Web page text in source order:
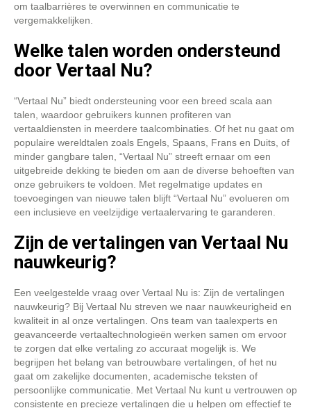
om taalbarrières te overwinnen en communicatie te
vergemakkelijken.
Welke talen worden ondersteund
door Vertaal Nu?
“Vertaal Nu” biedt ondersteuning voor een breed scala aan
talen, waardoor gebruikers kunnen profiteren van
vertaaldiensten in meerdere taalcombinaties. Of het nu gaat om
populaire wereldtalen zoals Engels, Spaans, Frans en Duits, of
minder gangbare talen, “Vertaal Nu” streeft ernaar om een
uitgebreide dekking te bieden om aan de diverse behoeften van
onze gebruikers te voldoen. Met regelmatige updates en
toevoegingen van nieuwe talen blijft “Vertaal Nu” evolueren om
een inclusieve en veelzijdige vertaalervaring te garanderen.
Zijn de vertalingen van Vertaal Nu
nauwkeurig?
Een veelgestelde vraag over Vertaal Nu is: Zijn de vertalingen
nauwkeurig? Bij Vertaal Nu streven we naar nauwkeurigheid en
kwaliteit in al onze vertalingen. Ons team van taalexperts en
geavanceerde vertaaltechnologieën werken samen om ervoor
te zorgen dat elke vertaling zo accuraat mogelijk is. We
begrijpen het belang van betrouwbare vertalingen, of het nu
gaat om zakelijke documenten, academische teksten of
persoonlijke communicatie. Met Vertaal Nu kunt u vertrouwen op
consistente en precieze vertalingen die u helpen om effectief te